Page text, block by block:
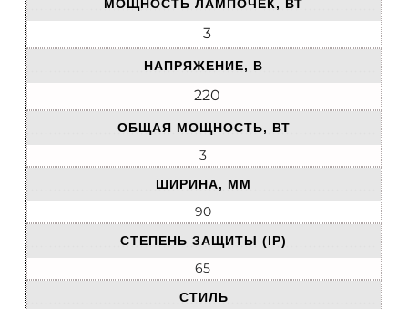
МОЩНОСТЬ ЛАМПОЧЕК, ВТ
3
НАПРЯЖЕНИЕ, В
220
ОБЩАЯ МОЩНОСТЬ, ВТ
3
ШИРИНА, ММ
90
СТЕПЕНЬ ЗАЩИТЫ (IP)
65
СТИЛЬ